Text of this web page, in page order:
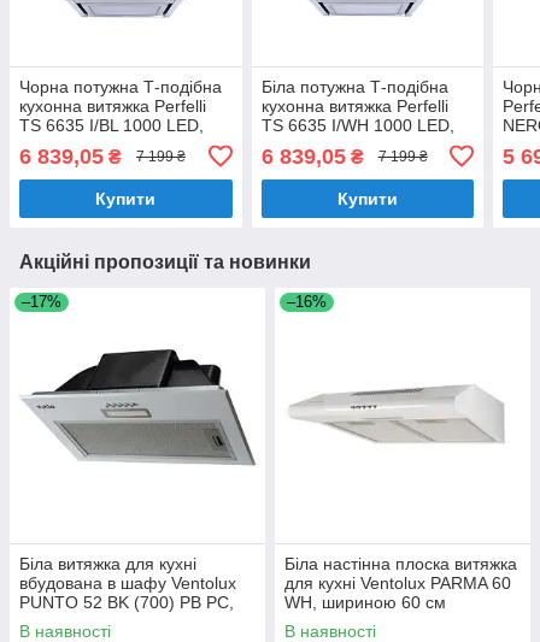
Чорна потужна Т-подібна
кухонна витяжка Perfelli
TS 6635 I/BL 1000 LED,
настінна декоративна, 60
см
6 839,05 ₴ 7 199 ₴
Купити
Біла потужна Т-подібна
кухонна витяжка Perfelli
TS 6635 I/WH 1000 LED,
настінна декоративна, 60
см
6 839,05₴ 7 199 ₴
Купити
см
5
Акційні пропозиції та новинки
–17%
Біла витяжка для кухні
вбудована в шафу Ventolux
PUNTO 52 BK (700) PB PC,
шириною 52 см
В наявності
–16%
Біла настінна плоска витяжка
для кухні Ventolux PARMA 60
WH, шириною 60 см
В наявності